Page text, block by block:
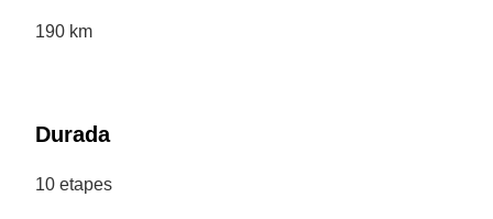
190 km
Durada
10 etapes